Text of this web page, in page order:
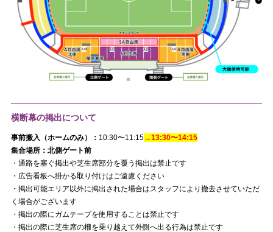
横断幕の掲出について
事前搬入（ホームのみ）： 10:30〜11:15→13:30〜14:15
集合場所：北側ゲート前
・通路を塞ぐ掲出や芝生席部分を覆う掲出は禁止です
・広告看板へ掛かる取り付けはご遠慮ください
・掲出可能エリア以外に掲出された場合はスタッフにより撤去させていただ
く場合がございます
・掲出の際にガムテープを使用することは禁止です
・掲出の際に芝生席の柵を乗り越えて外側へ出る行為は禁止です